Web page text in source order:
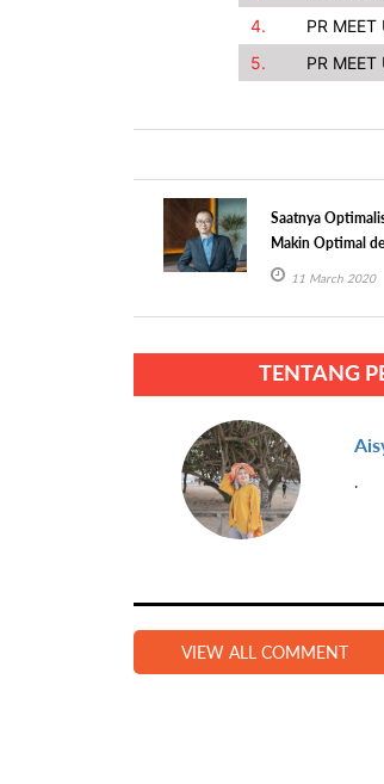
4.
PR
5.
PR
Saatnya
Makin Optimal
11 March 2020
TENTANG
.
VIEW ALL COMMENT